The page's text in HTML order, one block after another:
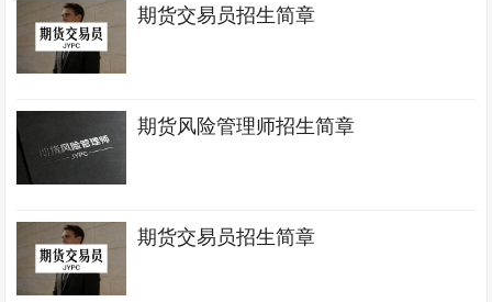
期货交易员招生简章
期货风险管理师招生简章
期货交易员招生简章